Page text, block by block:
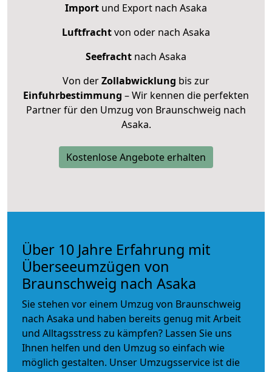
Import und Export nach Asaka
Luftfrachtvon oder nach Asaka
Seefracht nach Asaka
Von derZollabwicklung bis zur
Einfuhrbestimmung – Wir kennen die perfekten
Partner für den Umzug von Braunschweig nach
Asaka.
Kostenlose Angebote erhalten
Über 10 Jahre Erfahrung mit
Überseeumzügen von
Braunschweig nach Asaka
Sie stehen vor einem Umzug von Braunschweig
nach Asaka und haben bereits genug mit Arbeit
und Alltagsstress zu kämpfen? Lassen Sie uns
Ihnen helfen und den Umzug so einfach wie
möglich gestalten. Unser Umzugsservice ist die